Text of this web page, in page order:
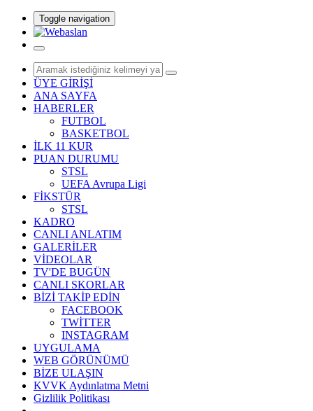
Toggle navigation
ÜYE GİRİŞİ
ANA SAYFA
HABERLER
FUTBOL
BASKETBOL
İLK 11 KUR
PUAN DURUMU
STSL
UEFA Avrupa Ligi
FİKSTÜR
STSL
KADRO
CANLI ANLATIM
GALERİLER
VİDEOLAR
TV'DE BUGÜN
CANLI SKORLAR
BİZİ TAKİP EDİN
FACEBOOK
TWİTTER
INSTAGRAM
UYGULAMA
WEB GÖRÜNÜMÜ
BİZE ULAŞIN
KVVK Aydınlatma Metni
Gizlilik Politikası